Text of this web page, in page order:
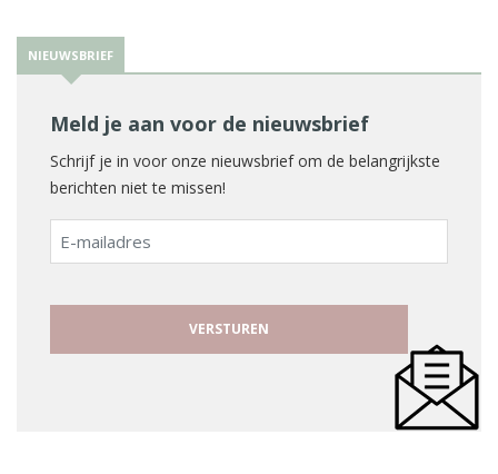
NIEUWSBRIEF
Meld je aan voor de nieuwsbrief
Schrijf je in voor onze nieuwsbrief om de belangrijkste
berichten niet te missen!
E-
mailadres